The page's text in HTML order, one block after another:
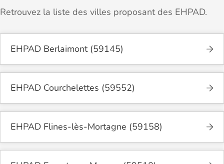
Retrouvez la liste des villes proposant des EHPAD.
EHPAD Berlaimont (59145)
EHPAD Courchelettes (59552)
EHPAD Flines-lès-Mortagne (59158)